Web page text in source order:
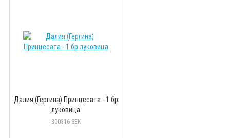
Далия (Гергина) Принцесата - 1 бр
луковицa
800316-SEK